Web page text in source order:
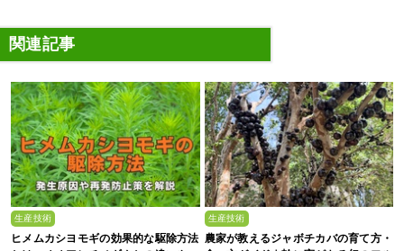
関連記事
生産技術
ヒメムカシヨモギの効果的な駆除方法
生産技術
農家が教えるジャボチカバの育て方・